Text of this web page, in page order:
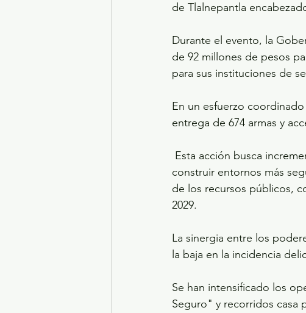
de Tlalnepantla
Durante el evento, la
de 92 millones de pesos
para sus instituciones de
En un esfuerzo
entrega de 674 armas y
construir entornos más
de los recursos públicos,
2029.
La sinergia entre los
la baja en la incidencia
Se han intensificado los
Seguro" y recorridos casa